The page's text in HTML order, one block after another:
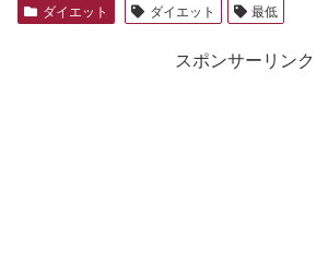
ダイエット ダイエット 最低
スポンサーリンク